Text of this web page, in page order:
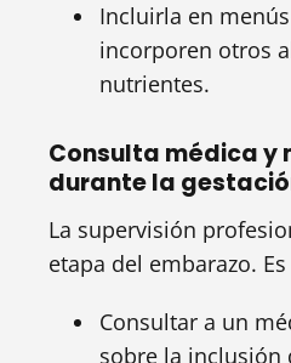
Incluirla en
incorporen otros
nutrientes.
Consulta médica y
durante la
La supervisión
etapa del embarazo.
Consultar a un
sobre la inclusión